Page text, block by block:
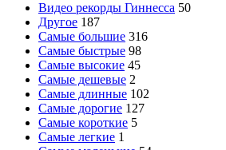
Видео рекорды Гиннесса 50
Другое 187
Самые большие 316
Самые быстрые 98
Самые высокие 45
Самые дешевые 2
Самые длинные 102
Самые дорогие 127
Самые короткие 5
Самые легкие 1